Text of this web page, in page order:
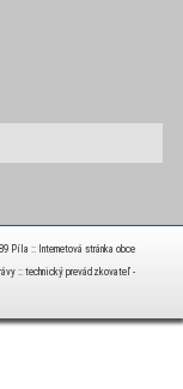
Píla :: Internetová stránka obce
:: technický prevádzkovateľ -